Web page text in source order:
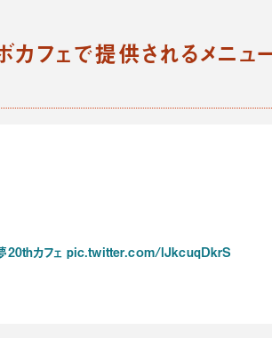
カフェで提供されるメニュ
20thカフェ pic.twitter.com/lJkcuqDkrS